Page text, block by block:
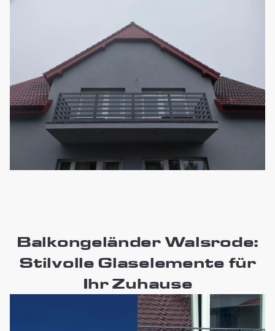
Balkongeländer Walsrode:
Stilvolle Glaselemente für
Ihr Zuhause